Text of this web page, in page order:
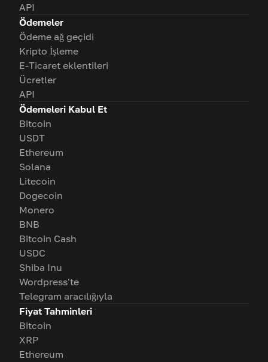
API
Ödemeler
Ödeme ağ geçidi
Kripto İşleme
E-Ticaret eklentileri
Ücretler
API
Ödemeleri Kabul Et
Bitcoin
USDT
Ethereum
Solana
Litecoin
Dogecoin
Monero
BNB
Bitcoin Cash
USDC
Shiba Inu
Wordpress'te
Telegram aracılığıyla
Fiyat Tahminleri
Bitcoin
XRP
Ethereum